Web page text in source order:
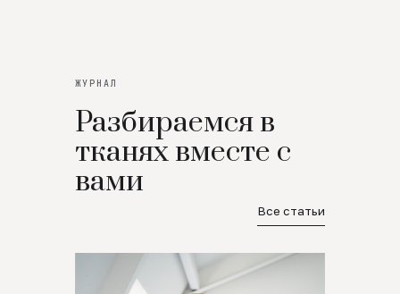
ЖУРНАЛ
Разбираемся в
тканях вместе с
вами
Все статьи